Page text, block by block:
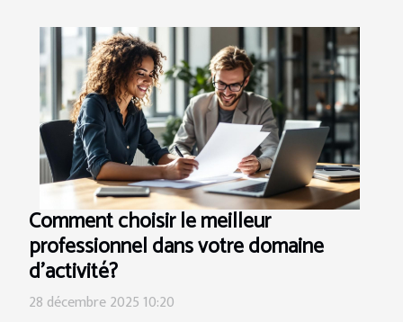
Comment choisir le meilleur
professionnel dans votre domaine
d'activité?
28 décembre 2025 10:20